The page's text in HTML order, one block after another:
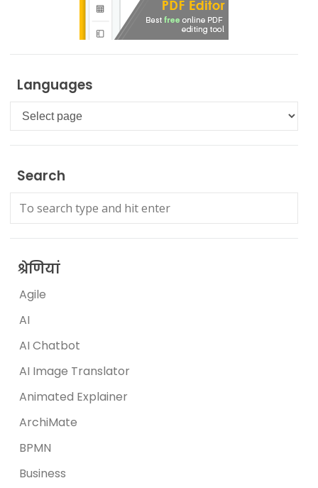
Languages
Languages
Search
श्रेणियां
Agile
AI
AI Chatbot
AI Image Translator
Animated Explainer
ArchiMate
BPMN
Business